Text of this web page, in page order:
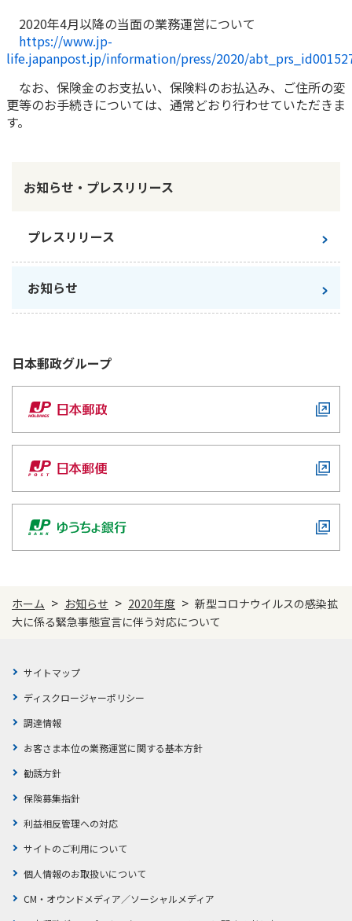
2020年4月以降の当面の業務運営について
https://www.jp-
life.japanpost.jp/information/press/2020/
なお、保険金のお支払い、保険料のお払込み、ご住所の変
更等のお手続きについては、通常どおり行わせていただきま
す。
お知らせ・プレスリリース
プレスリリース
お知らせ
日本郵政グループ
ホーム > お知らせ > 2020年度 > 新型コロナウイルスの感染拡
大に係る緊急事態宣言に伴う対応について
サイトマップ
ディスクロージャーポリシー
調達情報
お客さま本位の業務運営に関する基本方針
勧誘方針
保険募集指針
利益相反管理への対応
サイトのご利用について
個人情報のお取扱いについて
CM・オウンドメディア／ソーシャルメディア